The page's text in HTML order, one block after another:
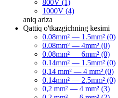
800V (1)
1000V (4)
aniq ariza
Qattiq o'tkazgichning kesimi
0.08mm² — 1.5mm² (0)
0.08mm² — 4mm² (0)
0.08mm² — 6mm² (0)
0.14mm² — 1.5mm² (0)
0,14 mm² — 4 mm² (0)
0.14mm² — 2.5mm² (0)
0,2 mm² — 4 mm² (3)